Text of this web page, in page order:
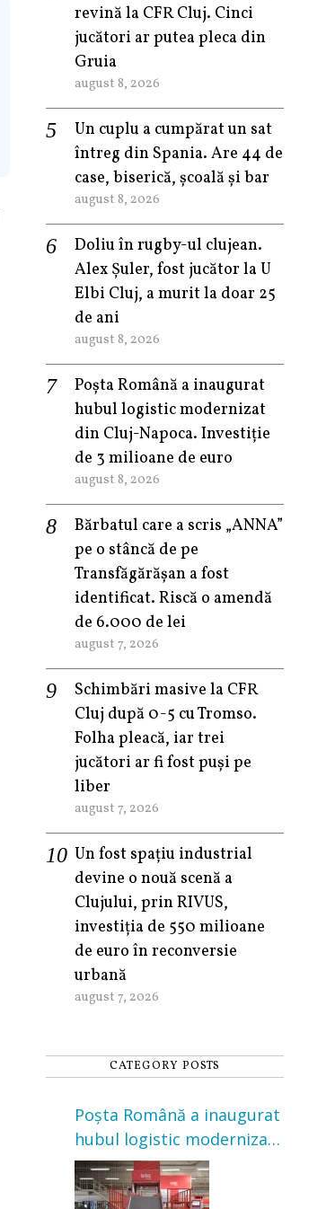
revină la CFR Cluj. Cinci
jucători ar putea pleca din
Gruia
august 8, 2026
Un cuplu a cumpărat un sat
întreg din Spania. Are 44 de
case, biserică, școală și bar
august 8, 2026
Doliu în rugby-ul clujean.
Alex Șuler, fost jucător la U
Elbi Cluj, a murit la doar 25
de ani
august 8, 2026
Poșta Română a inaugurat
hubul logistic modernizat
din Cluj-Napoca. Investiție
de 3 milioane de euro
august 8, 2026
Bărbatul care a scris „ANNA”
pe o stâncă de pe
Transfăgărășan a fost
identificat. Riscă o amendă
de 6.000 de lei
august 7, 2026
Schimbări masive la CFR
Cluj după 0-5 cu Tromso.
Folha pleacă, iar trei
jucători ar fi fost puși pe
liber
august 7, 2026
Un fost spațiu industrial
devine o nouă scenă a
Clujului, prin RIVUS,
investiția de 550 milioane
de euro în reconversie
urbană
august 7, 2026
CATEGORY POSTS
Poșta Română a inaugurat
hubul logistic modernizat
din Cluj-Napoca. Investiție
de 3 milioane de euro